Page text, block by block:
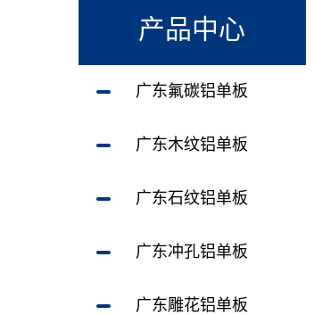
产品中心
广东氟碳铝单板
广东木纹铝单板
广东石纹铝单板
广东冲孔铝单板
广东雕花铝单板